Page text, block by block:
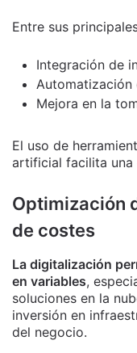
Entre sus
Integración de
Mejora en la
El uso de
artificial facilita una
Optimización
de costes
La digitalización
en variables,
soluciones en la
inversión en
del negocio.